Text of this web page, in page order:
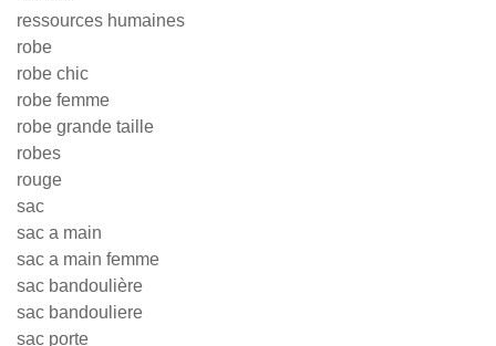
ressources humaines
robe
robe chic
robe femme
robe grande taille
robes
rouge
sac
sac a main
sac a main femme
sac bandoulière
sac bandouliere
sac porte